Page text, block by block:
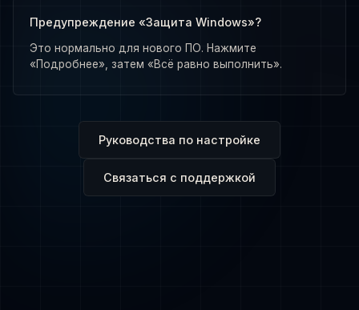
Предупреждение «Защита Windows»?
Это нормально для нового ПО. Нажмите
«Подробнее», затем «Всё равно выполнить».
Руководства по настройке
Связаться с поддержкой